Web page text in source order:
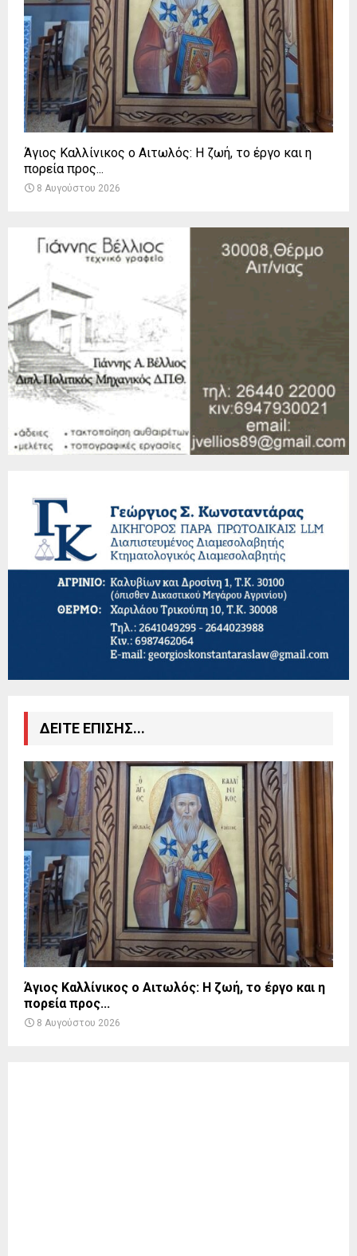
Άγιος Καλλίνικος ο Αιτωλός: Η ζωή, το έργο και η
πορεία προς...
8 Αυγούστου 2026
ΔΕΙΤΕ ΕΠΙΣΗΣ...
Άγιος Καλλίνικος ο Αιτωλός: Η ζωή, το έργο και η
πορεία προς...
8 Αυγούστου 2026